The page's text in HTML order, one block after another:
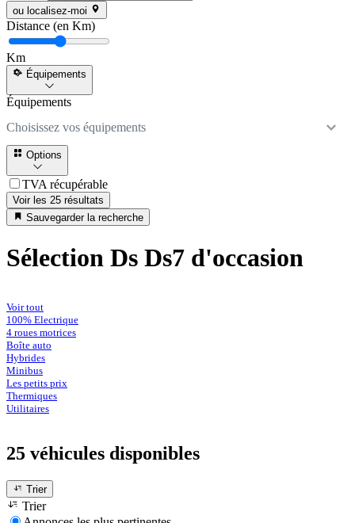
ou localisez-moi
Distance (en Km)
Km
Équipements
Équipements
Choisissez vos équipements
Options
TVA récupérable
Voir les 25 résultats
Sauvegarder la recherche
Sélection Ds Ds7 d'occasion
Voir tout
100% Electrique
4 roues motrices
Boîte auto
Hybrides
Minibus
Les petits prix
Thermiques
Utilitaires
25 véhicules disponibles
Trier
Trier